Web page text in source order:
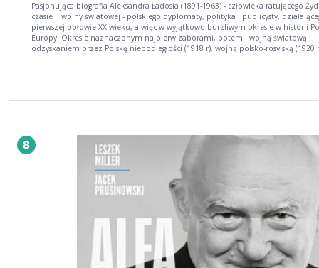
Pasjonująca biografia Aleksandra Ładosia (1891-1963) - człowieka ratującego
czasie II wojny światowej - polskiego dyplomaty, polityka i publicysty,
pierwszej połowie XX wieku, a więc w wyjątkowo burzliwym okresie w historii
Europy. Okresie naznaczonym najpierw zaborami, potem I wojną światową i
odzyskaniem przez Polskę niepodległości (1918 r), wojną polsko-rosyjską (1920
nazywany był przez Żydów ze Szwajcarii Sprawiedliwym wśród Narodów Świata
wielkie poczucie wdzięczności. Parokrotnie pisano o nim, że bez niego nie
uratowałby się nikt. [dr Jakub Kumoch, Ambasador RP w Szwajcarii] To książka o
człowieku, któremu nie zabrakło wyobraźni i odwagi w czasach odwracania
od zła. Opowieść o człowieku, który poznał cztery Polski: pod zaborami,
międzywojenną, okupowaną i komunistyczną. Nie mógł z tego powstać
banalny. [Michał Potocki, Zbigniew Parafianowicz, "Dziennik Gazeta Prawna"] W
czasie II wojny światowej Aleksander Ładoś był liderem grupy, która zajmowała
organizacją i produkcją nielegalnych paszportów krajów latynoamerykańskich.
Przekazywane Żydom dokumenty istotnie zwiększały ich szansę na przeżycie.
ta, zwana również berneńską, składała się z polskich dyplomatów,
Poselstwa RP w Bernie oraz współpracujących z nimi przedstawicieli organizacji
żydowskich. Na czele grupy stał Aleksander Ładoś, charge d'affaires polskiego
poselstwa. Oprócz niego członkami grupy byli trzej inni polscy dyplomaci
8